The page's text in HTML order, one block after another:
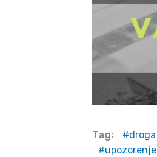
Tag: droga
upozorenje